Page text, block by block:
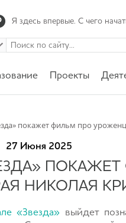
Я здесь впервые. С чего
Проекты
покажет фильм про
27 Июня 2025
НИКОЛАЯ
«Звезда» выйдет